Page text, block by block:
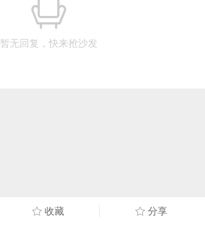
暂无回复，快来抢沙发
收藏 分享